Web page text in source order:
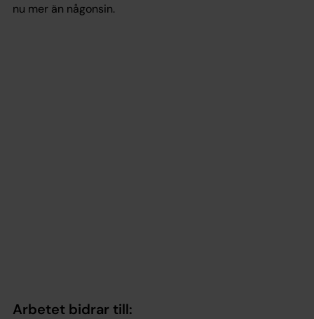
nu mer än någonsin.
Arbetet bidrar till: